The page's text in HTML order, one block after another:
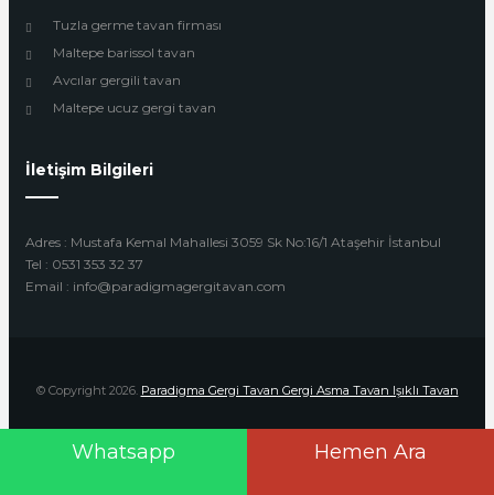
Whatsapp Hemen Ara
Tuzla germe tavan firması
Maltepe barissol tavan
Avcılar gergili tavan
Maltepe ucuz gergi tavan
İletişim Bilgileri
Adres : Mustafa Kemal Mahallesi 3059 Sk No:16/1 Ataşehir İstanbul
Tel : 0531 353 32 37
Email : info@paradigmagergitavan.com
© Copyright 2026. Paradigma Gergi Tavan Gergi Asma Tavan Işıklı Tavan
Design by Beyoglu Webtasarım